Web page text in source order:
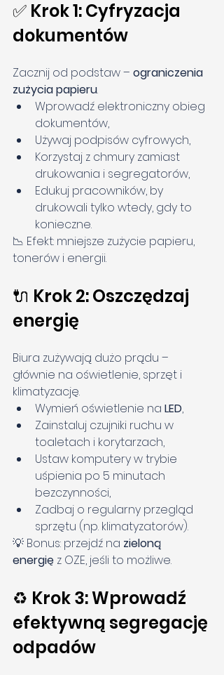
✅ Krok 1: Cyfryzacja
dokumentów
Zacznij od podstaw – ograniczenia
zużycia papieru.
Wprowadź elektroniczny obieg
dokumentów,
Używaj podpisów cyfrowych,
Korzystaj z chmury zamiast
drukowania i segregatorów,
Edukuj pracowników, by
drukowali tylko wtedy, gdy to
konieczne.
📉 Efekt: mniejsze zużycie papieru,
tonerów i energii.
🔌 Krok 2: Oszczędzaj
energię
Biura zużywają dużo prądu –
głównie na oświetlenie, sprzęt i
klimatyzację.
Wymień oświetlenie na LED,
Zainstaluj czujniki ruchu w
toaletach i korytarzach,
Ustaw komputery w trybie
uśpienia po 5 minutach
bezczynności,
Zadbaj o regularny przegląd
sprzętu (np. klimatyzatorów).
💡 Bonus: przejdź na zieloną
energię z OZE, jeśli to możliwe.
♻️ Krok 3: Wprowadź
efektywną segregację
odpadów